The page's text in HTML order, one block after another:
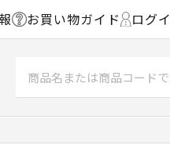
お買い物ガイド ログ